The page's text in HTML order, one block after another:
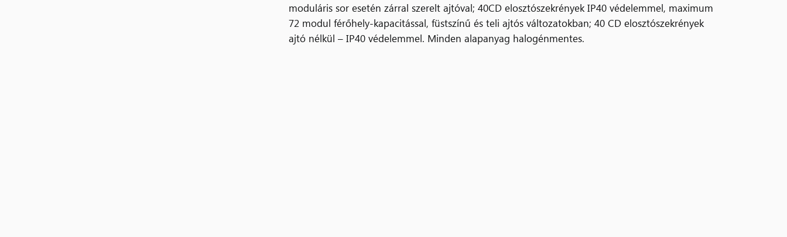
moduláris sor esetén zárral szerelt ajtóval; 40CD elosztószekrények IP40 védelemmel, maximum
72 modul férőhely-kapacitással, füstszínű és teli ajtós változatokban; 40 CD elosztószekrények
ajtó nélkül – IP40 védelemmel. Minden alapanyag halogénmentes.